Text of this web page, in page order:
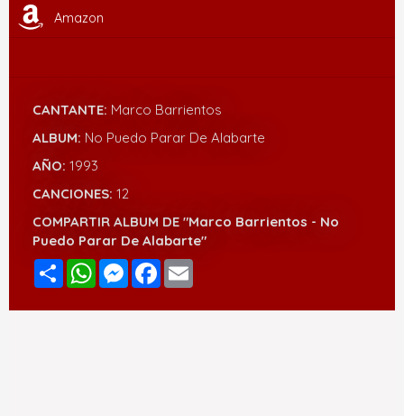
Amazon
CANTANTE: Marco Barrientos
ALBUM: No Puedo Parar De Alabarte
AÑO: 1993
CANCIONES: 12
COMPARTIR ALBUM DE "Marco Barrientos - No
Puedo Parar De Alabarte"
Compartir
WhatsAppMessenger
Facebook